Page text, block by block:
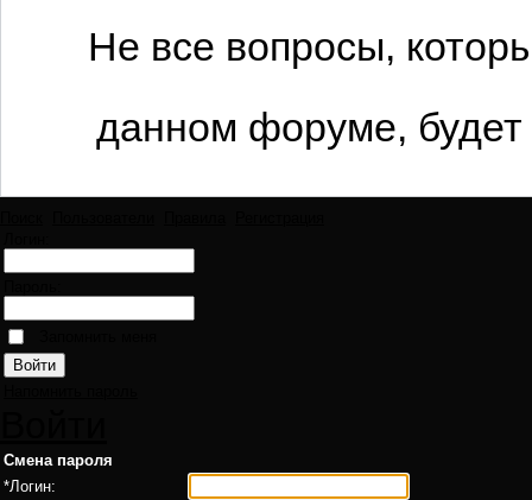
Не все вопросы,
данном форуме,
Смена пароля
*Логин: